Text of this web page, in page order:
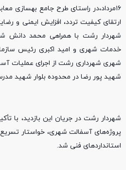
۱۶مرداد،در راستای طرح جامع بهسازی
ارتقای کیفیت تردد، افزایش ایمنی و
شهردار رشت با همراهی محمد
خدمات شهری و امید اکبری رئیس
شهری شهرداری رشت از اجرای عملیات
شهید پور رضا در محدوده بلوار شهید
شهردار رشت در جریان این بازدید، با
پروژه‌های آسفالت شهری، خواستار تسریع
استانداردهای فنی شد.